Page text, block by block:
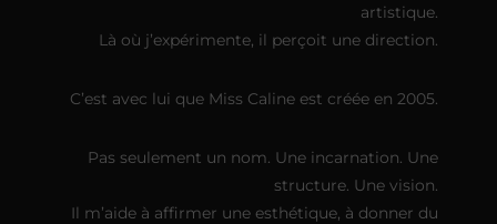
artistique.
Là où j’expérimente, il perçoit une direction.
C’est avec lui que Miss Caline est créée en 2005.
Pas seulement un nom. Une incarnation. Une
structure. Une vision.
Il m’aide à affirmer une esthétique, à donner du